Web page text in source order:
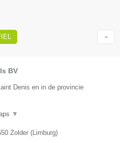
BV
Denis en in de provincie
▼
Zolder (Limburg)